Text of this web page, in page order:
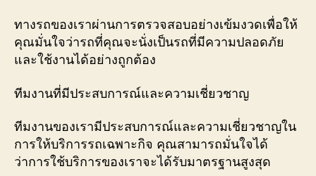
ทางรถของเราผ่านการตรวจสอบอย่างเข้มงวดเพื่อให้
คุณมั่นใจว่ารถที่คุณจะนั่งเป็นรถที่มีความปลอดภัย
และใช้งานได้อย่างถูกต้อง
ทีมงานที่มีประสบการณ์และความเชี่ยวชาญ
ทีมงานของเรามีประสบการณ์และความเชี่ยวชาญใน
การให้บริการรถเฉพาะกิจ คุณสามารถมั่นใจได้
ว่าการใช้บริการของเราจะได้รับมาตรฐานสูงสุด